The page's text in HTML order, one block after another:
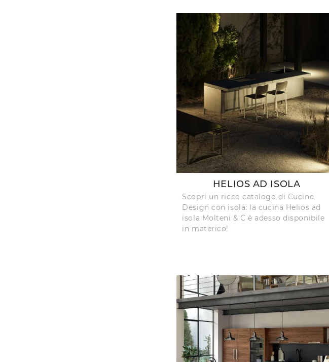
HELIOS AD ISOLA
Scopri un ricco catalogo di Cucine
Design con isola: la cucina Helios ad
isola Molteni & C è adesso disponibile
in materico!